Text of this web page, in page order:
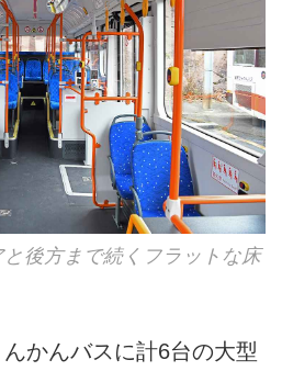
後方まで続くフラットな床
かんバスに計6台の大型